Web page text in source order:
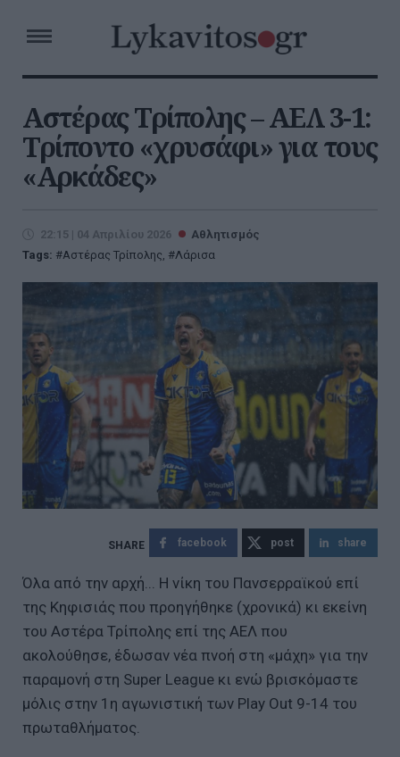
Αστέρας Τρίπολης – ΑΕΛ 3-1:
Τρίποντο «χρυσάφι» για τους
«Αρκάδες»
22:15 | 04 Απριλίου 2026
Αθλητισμός
Tags:
Αστέρας Τρίπολης, Λάρισα
facebook post share
Όλα από την αρχή... Η νίκη του Πανσερραϊκού επί
της Κηφισιάς που προηγήθηκε (χρονικά) κι εκείνη
του Αστέρα Τρίπολης επί της ΑΕΛ που
ακολούθησε, έδωσαν νέα πνοή στη «μάχη» για την
παραμονή στη Super League κι ενώ βρισκόμαστε
μόλις στην 1η αγωνιστική των Play Out 9-14 του
πρωταθλήματος.